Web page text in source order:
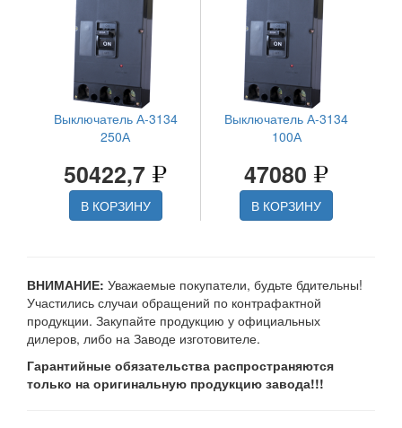
Выключатель А-3134
250А
50422,7
В КОРЗИНУ
Выключатель А-3134
100А
47080
В КОРЗИНУ
ВНИМАНИЕ: Уважаемые покупатели, будьте бдительны!
Участились случаи обращений по контрафактной
продукции. Закупайте продукцию у официальных
дилеров, либо на Заводе изготовителе.
Гарантийные обязательства распространяются
только на оригинальную продукцию завода!!!